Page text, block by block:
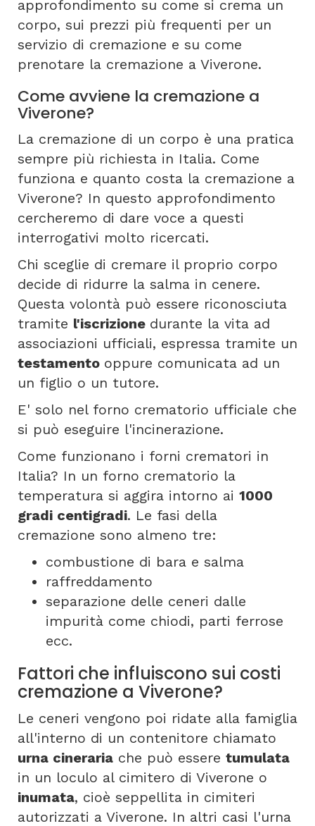
approfondimento su come si crema un
corpo, sui prezzi più frequenti per un
servizio di cremazione e su come
prenotare la cremazione a Viverone.
Come avviene la cremazione a
Viverone?
La cremazione di un corpo è una pratica
sempre più richiesta in Italia. Come
funziona e quanto costa la cremazione a
Viverone? In questo approfondimento
cercheremo di dare voce a questi
interrogativi molto ricercati.
Chi sceglie di cremare il proprio corpo
decide di ridurre la salma in cenere.
Questa volontà può essere riconosciuta
tramite l'iscrizione durante la vita ad
associazioni ufficiali, espressa tramite un
testamento oppure comunicata ad un
un figlio o un tutore.
E' solo nel forno crematorio ufficiale che
si può eseguire l'incinerazione.
Come funzionano i forni crematori in
Italia? In un forno crematorio la
temperatura si aggira intorno ai 1000
gradi centigradi. Le fasi della
cremazione sono almeno tre:
combustione di bara e salma
raffreddamento
separazione delle ceneri dalle
impurità come chiodi, parti ferrose
ecc.
Fattori che influiscono sui costi
cremazione a Viverone?
Le ceneri vengono poi ridate alla famiglia
all'interno di un contenitore chiamato
urna cineraria che può essere tumulata
in un loculo al cimitero di Viverone o
inumata, cioè seppellita in cimiteri
autorizzati a Viverone. In altri casi l'urna